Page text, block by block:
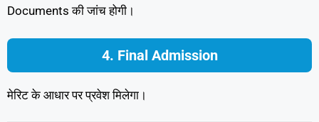
Documents की जांच होगी।
4. Final Admission
मेरिट के आधार पर प्रवेश मिलेगा।